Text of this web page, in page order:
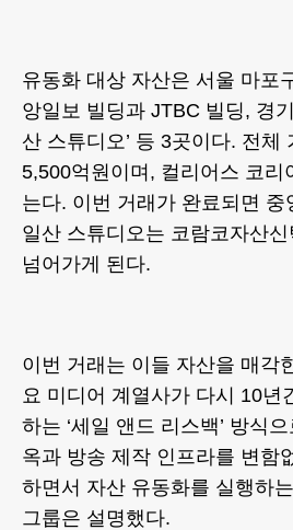
유동화 대상 자산은 서울 마포
앙일보 빌딩과 JTBC 빌딩, 경
산 스튜디오’ 등 3곳이다. 전체
5,500억원이며, 컬리어스 코리
는다. 이번 거래가 완료되면 중
일산 스튜디오는 코람코자산신
넘어가게 된다.
이번 거래는 이들 자산을 매각
요 미디어 계열사가 다시 10년
하는 ‘세일 앤드 리스백’ 방식
옥과 방송 제작 인프라를 변함
하면서 자산 유동화를 실행하
그룹은 설명했다.